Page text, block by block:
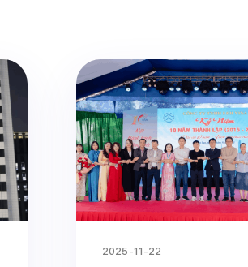
2025-11-22